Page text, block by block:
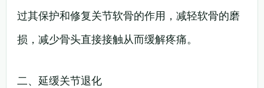
过其保护和修复关节软骨的作用，减轻软骨的磨
损，减少骨头直接接触从而缓解疼痛。
二、延缓关节退化